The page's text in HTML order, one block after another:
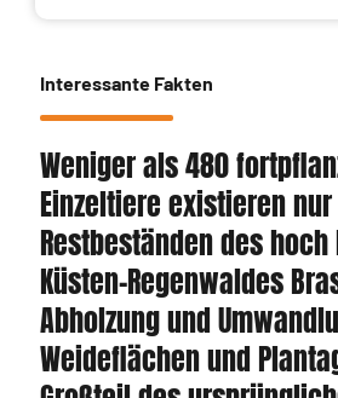
Interessante Fakten
Weniger als 480
Einzeltiere existieren
Restbeständen des
Küsten-Regenwaldes
Abholzung und
Weideflächen und